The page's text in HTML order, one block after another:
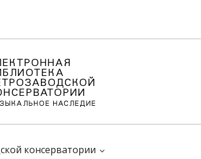
консерватории